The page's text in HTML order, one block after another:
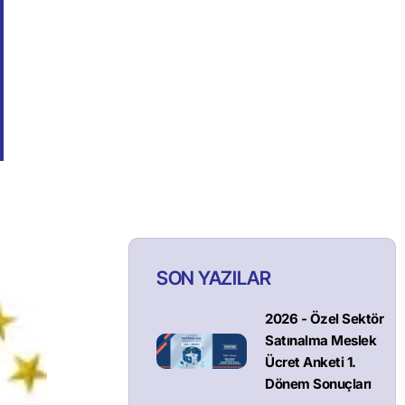
SON YAZILAR
2026 - Özel Sektör
Satınalma Meslek
Ücret Anketi 1.
Dönem Sonuçları